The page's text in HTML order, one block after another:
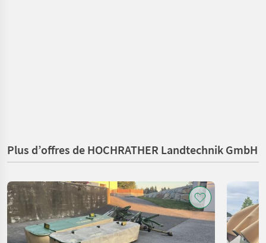
Plus d’offres de HOCHRATHER Landtechnik GmbH